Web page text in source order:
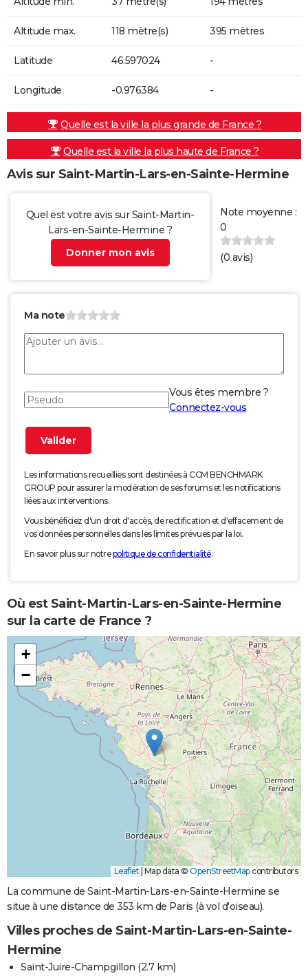
Altitude max. 118 mètre(s) 395 mètres
Latitude 46.597024 -
Longitude -0.976384 -
Quelle est la ville la plus grande de France ?
Quelle est la ville la plus haute de France ?
Avis sur Saint-Martin-Lars-en-Sainte-Hermine
Quel est votre avis sur Saint-Martin-
Lars-en-Sainte-Hermine ?
Donner mon avis
Note moyenne :
0
(0 avis)
Ma note
Vous êtes membre ?
Connectez-vous
Les informations recueillies sont destinées à CCM BENCHMARK
GROUP pour assurer la modération de ses forums et les notifications
liées aux interventions.
Vous bénéficiez d'un droit d'accès, de rectification et d'effacement de
vos données personnelles dans les limites prévues par la loi.
En savoir plus sur notrepolitique de confidentialité.
Où est Saint-Martin-Lars-en-Sainte-Hermine
sur la carte de France ?
+
−
Leaflet Map data © OpenStreetMapcontributors
La commune de Saint-Martin-Lars-en-Sainte-Hermine se
situe à une distance de 353 km de Paris (à vol d'oiseau).
Villes proches de Saint-Martin-Lars-en-Sainte-
Hermine
Saint-Juire-Champgillon (2.7 km)